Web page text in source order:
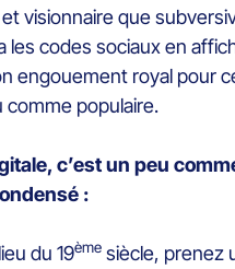
visionnaire que
les codes sociaux en
engouement royal pour
comme populaire.
c’est un peu
:
du 19ème siècle, prenez